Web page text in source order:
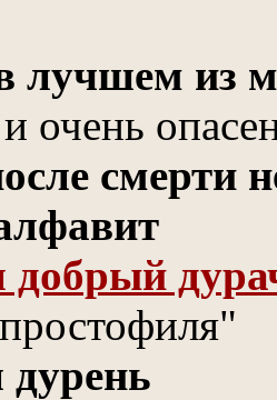
лучшем из
очень
смерти